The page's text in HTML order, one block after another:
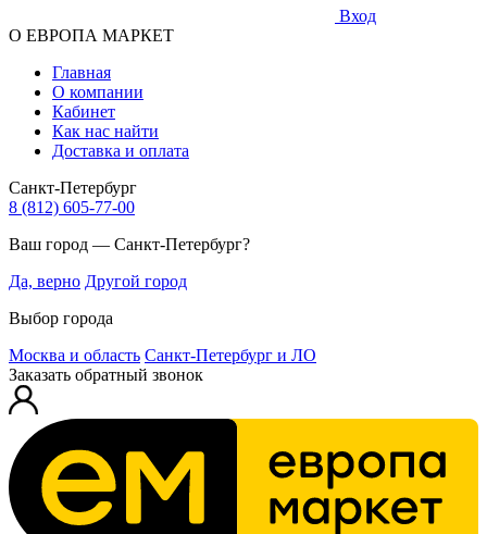
Вход
О ЕВРОПА МАРКЕТ
Главная
О компании
Кабинет
Как нас найти
Доставка и оплата
Санкт-Петербург
8 (812) 605-77-00
Ваш город — Санкт-Петербург?
Да, верно Другой город
Выбор города
Москва и область Санкт-Петербург и ЛО
Заказать обратный звонок